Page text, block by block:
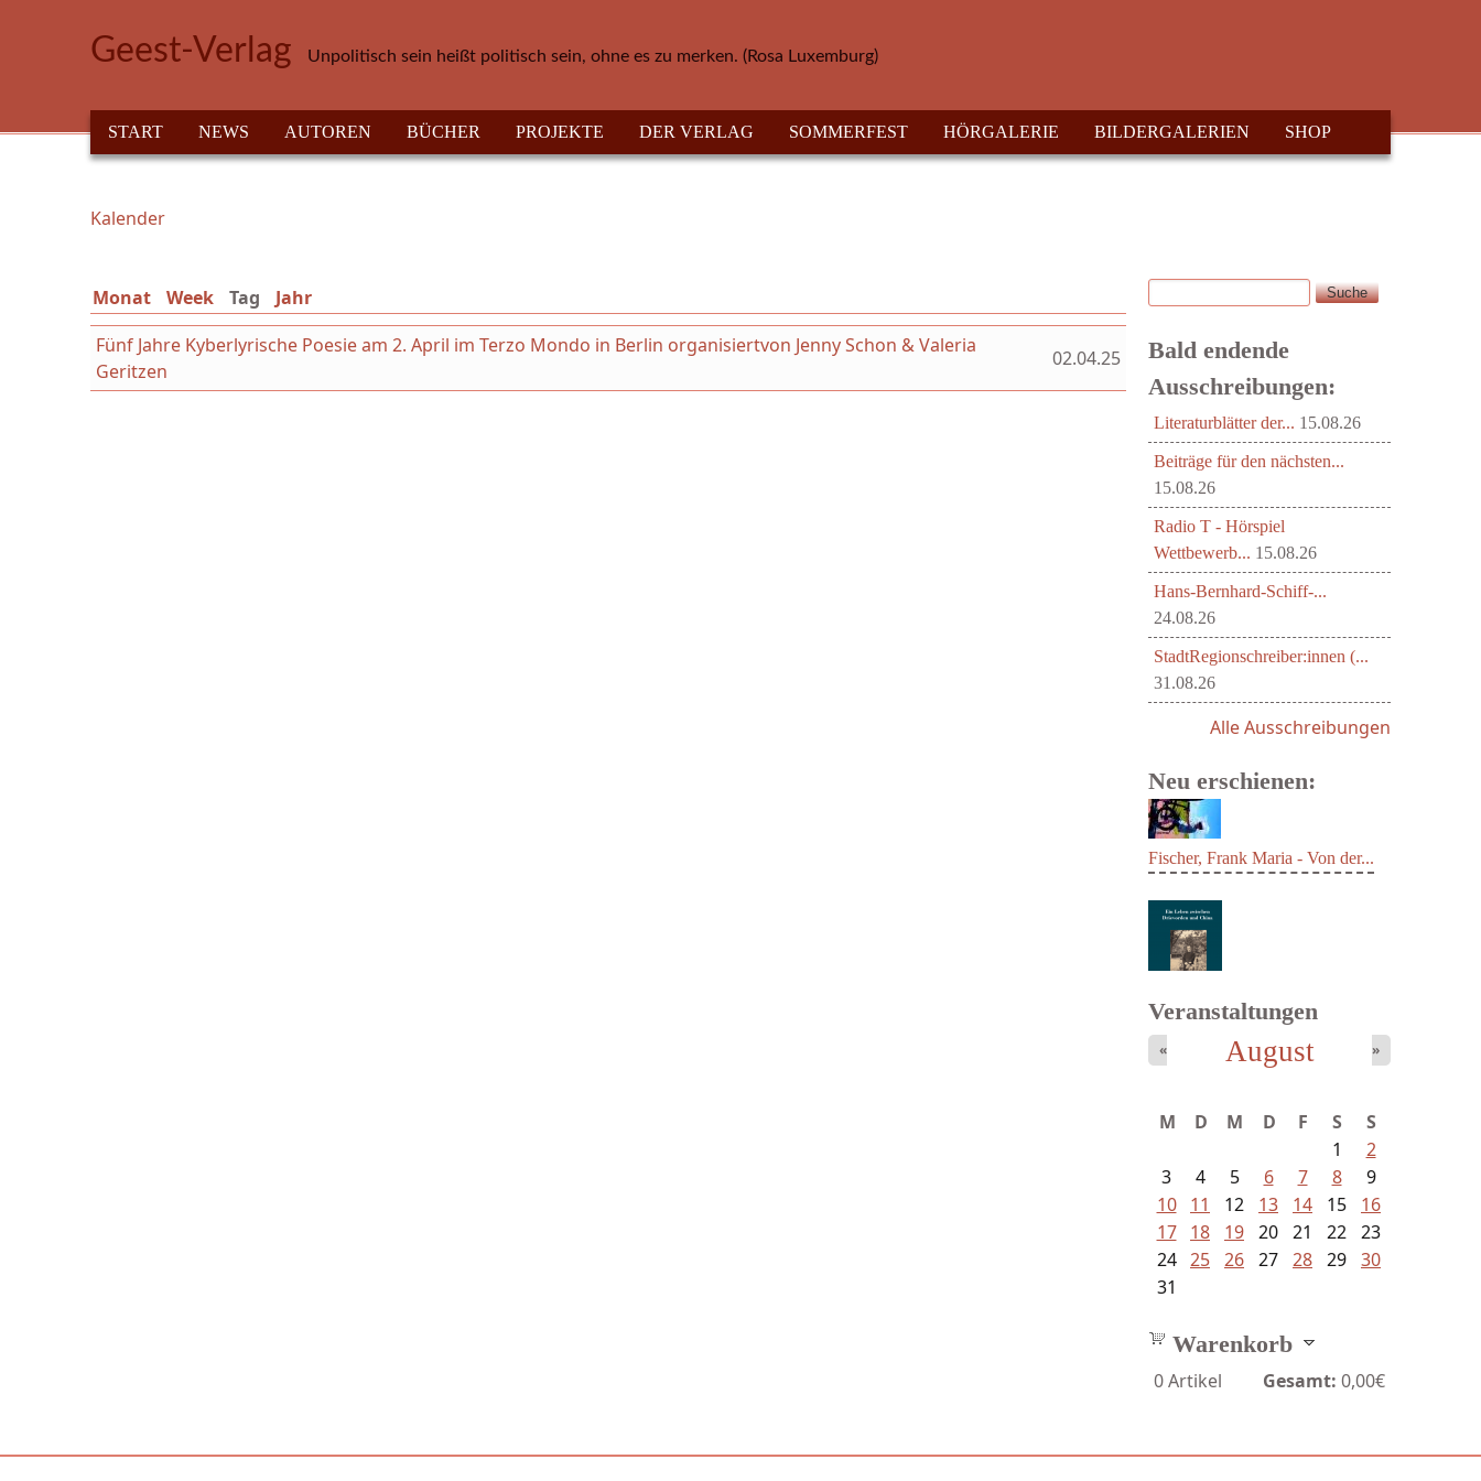
Geest-Verlag Unpolitisch sein heißt politisch sein, ohne es zu merken. (Rosa Luxemburg)
HAUPTMENÜ
START NEWS AUTOREN BÜCHER PROJEKTE DER VERLAG SOMMERFEST HÖRGALERIE BILDERGALERIEN SHOP
Sie sind hier
Kalender
Monat Week Tag (aktiver Reiter)
Jahr
Fünf Jahre Kyberlyrische Poesie am 2. April im Terzo Mondo in Berlin organisiertvon Jenny Schon & Valeria
Geritzen
02.04.25
Suchformular
Suche
Bald endende
Ausschreibungen:
Literaturblätter der... 15.08.26
Beiträge für den nächsten...
15.08.26
Radio T - Hörspiel
Wettbewerb... 15.08.26
Hans-Bernhard-Schiff-...
24.08.26
StadtRegionschreiber:innen (...
31.08.26
Alle Ausschreibungen
Neu erschienen:
und...
Fischer, Frank Maria - Von der...
Veranstaltungen
August
« »
M D M D F S
S
1
2
3
4 5 6 7 8
9
10
11 12 13 14 15
16
17
18 19 20 21 22 23
24 25 26 27 28 29 30
31
Warenkorb
0Artikel Gesamt: 0,00€